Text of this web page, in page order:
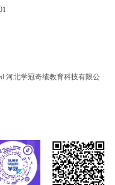
河北学冠奇绩教育科技有限公